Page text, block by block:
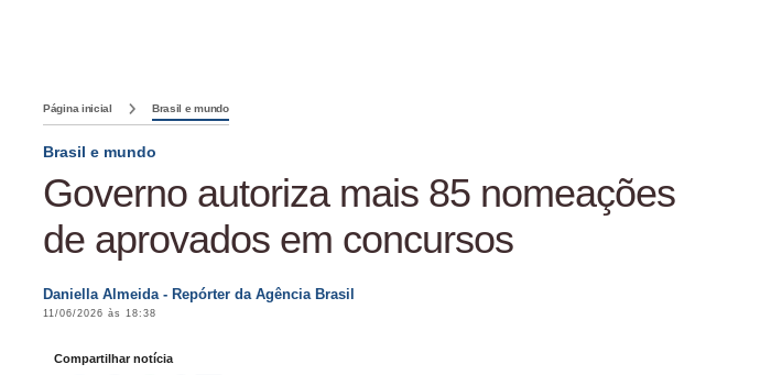
Página inicial Brasil e mundo
Brasil e mundo
Governo autoriza mais 85 nomeações
de aprovados em concursos
Daniella Almeida - Repórter da Agência Brasil
11/06/2026 às 18:38
Compartilhar notícia